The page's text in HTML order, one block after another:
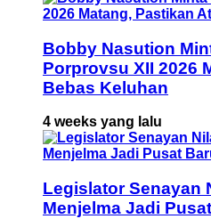
Bobby Nasution
Porprovsu XII 2026
Bebas Keluhan
4 weeks yang lalu
Legislator Senayan
Menjelma Jadi